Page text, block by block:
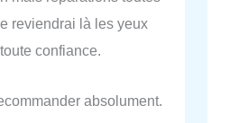
reviendrai là les yeux
confiance.
absolument.